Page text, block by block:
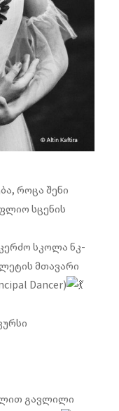
როცა შენი
სცენის
სკოლა ნკ-
მთავარი
Dancer)
გავლილი